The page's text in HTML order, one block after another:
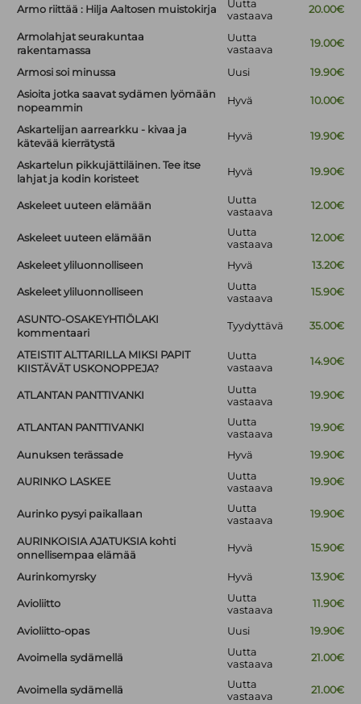
Armo riittää : Hilja Aaltosen muistokirja
Uutta
vastaava
20.00€
Armolahjat seurakuntaa
rakentamassa
Uutta
vastaava
19.00€
Armosi soi minussa Uusi
19.90€
Asioita jotka saavat sydämen lyömään
nopeammin
Hyvä 10.00€
Askartelijan aarrearkku - kivaa ja
kätevää kierrätystä
Hyvä 19.90€
Askartelun pikkujättiläinen. Tee itse
lahjat ja kodin koristeet
Hyvä 19.90€
Askeleet uuteen elämään
Uutta
vastaava
12.00€
Askeleet uuteen elämään
Uutta
vastaava
12.00€
Askeleet yliluonnolliseen Hyvä 13.20€
Askeleet yliluonnolliseen
Uutta
vastaava
15.90€
ASUNTO-OSAKEYHTIÖLAKI
kommentaari
Tyydyttävä 35.00€
ATEISTIT ALTTARILLA MIKSI PAPIT
KIISTÄVÄT USKONOPPEJA?
Uutta
vastaava
14.90€
ATLANTAN PANTTIVANKI
Uutta
vastaava
19.90€
ATLANTAN PANTTIVANKI
Uutta
vastaava
19.90€
Aunuksen terässade Hyvä 19.90€
AURINKO LASKEE
Uutta
vastaava
19.90€
Aurinko pysyi paikallaan
Uutta
vastaava
19.90€
AURINKOISIA AJATUKSIA kohti
onnellisempaa elämää
Hyvä 15.90€
Aurinkomyrsky Hyvä 13.90€
Avioliitto
Uutta
vastaava
11.90€
Avioliitto-opas Uusi 19.90€
Avoimella sydämellä
Uutta
vastaava
21.00€
Avoimella sydämellä
Uutta
vastaava
21.00€